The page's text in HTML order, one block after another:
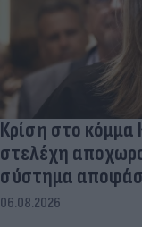
Κρίση στο
στελέχη
σύστημα
06.08.2026